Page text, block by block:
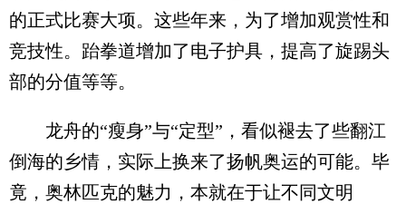
的正式比赛大项。这些年来，为了增加观赏性和
竞技性。跆拳道增加了电子护具，提高了旋踢头
部的分值等等。
龙舟的“瘦身”与“定型”，看似褪去了些翻江
倒海的乡情，实际上换来了扬帆奥运的可能。毕
竟，奥林匹克的魅力，本就在于让不同文明